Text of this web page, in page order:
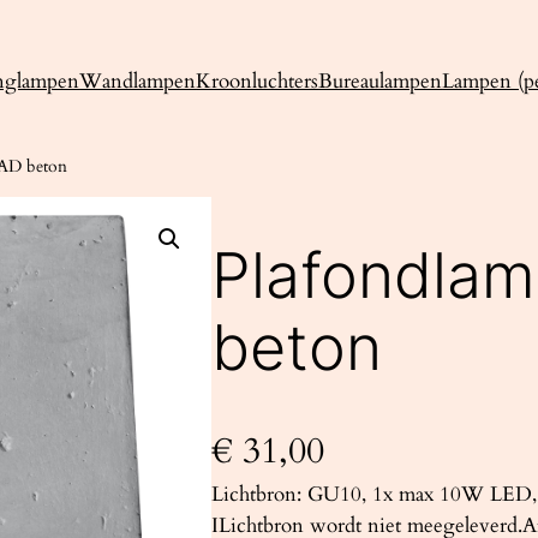
WandlampenKroonluchtersBureaulampenLampen
beton
beton
€ 31,00
Lichtbron: GU10, 1x max 10W
ILichtbron wordt niet